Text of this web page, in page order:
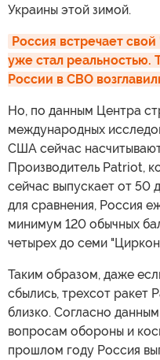
Украины этой зимой.
Россия встречает
уже стал реальностью.
России в СВО
Но, по данным Центра
международных
США сейчас
Производитель Patriot,
сейчас выпускает от 50
для сравнения, Россия
минимум 120 обычных
четырех до семи
Таким образом, даже
сбылись, трехсот ракет
близко. Согласно
вопросам обороны и
прошлом году Россия